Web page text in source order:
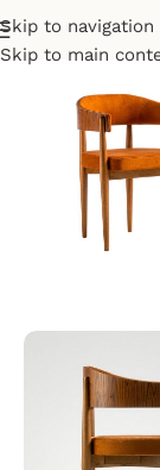
Skip to navigation
Skip to main
Início Cadeiras